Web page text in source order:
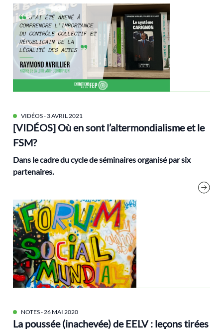
VIDÉOS- 3 AVRIL 2021
[VIDÉOS] Où en sont l’altermondialisme et le
FSM?
Dans le cadre du cycle de séminairesorganisé par six
partenaires.
NOTES- 26 MAI 2020
La poussée (inachevée) de EELV : leçons tirées
audiovisuel
Biodiversité
biorégion
Brice Lalonde
Cédric Villani
Changement climatique
cluny
Cohn-Bendit Dany
Communs
compensation
COP21
Croissance
Dahan Amy
décarbonation
décroissance
Démocratie
Droit international